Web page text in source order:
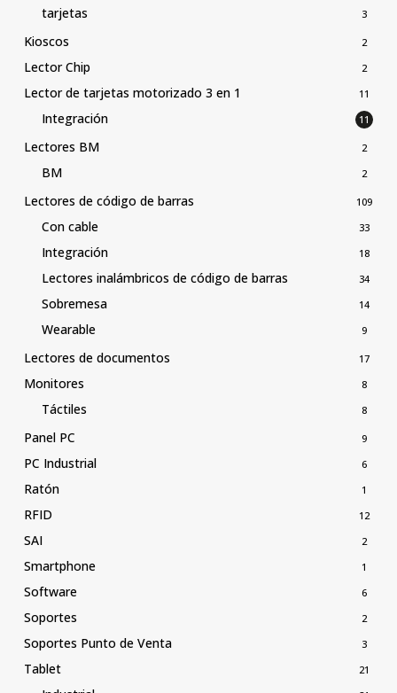
tarjetas 3
Kioscos 2
Lector Chip 2
Lector de tarjetas motorizado 3 en 1 11
Integración 11
Lectores BM 2
BM 2
Lectores de código de barras 109
Con cable 33
Integración 18
Lectores inalámbricos de código de barras 34
Sobremesa 14
Wearable 9
Lectores de documentos 17
Monitores 8
Táctiles 8
Panel PC 9
PC Industrial 6
Ratón 1
RFID 12
SAI 2
Smartphone 1
Software 6
Soportes 2
Soportes Punto de Venta 3
Tablet 21